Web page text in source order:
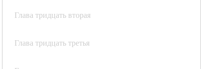
Глава тридцать вторая
Глава тридцать третья